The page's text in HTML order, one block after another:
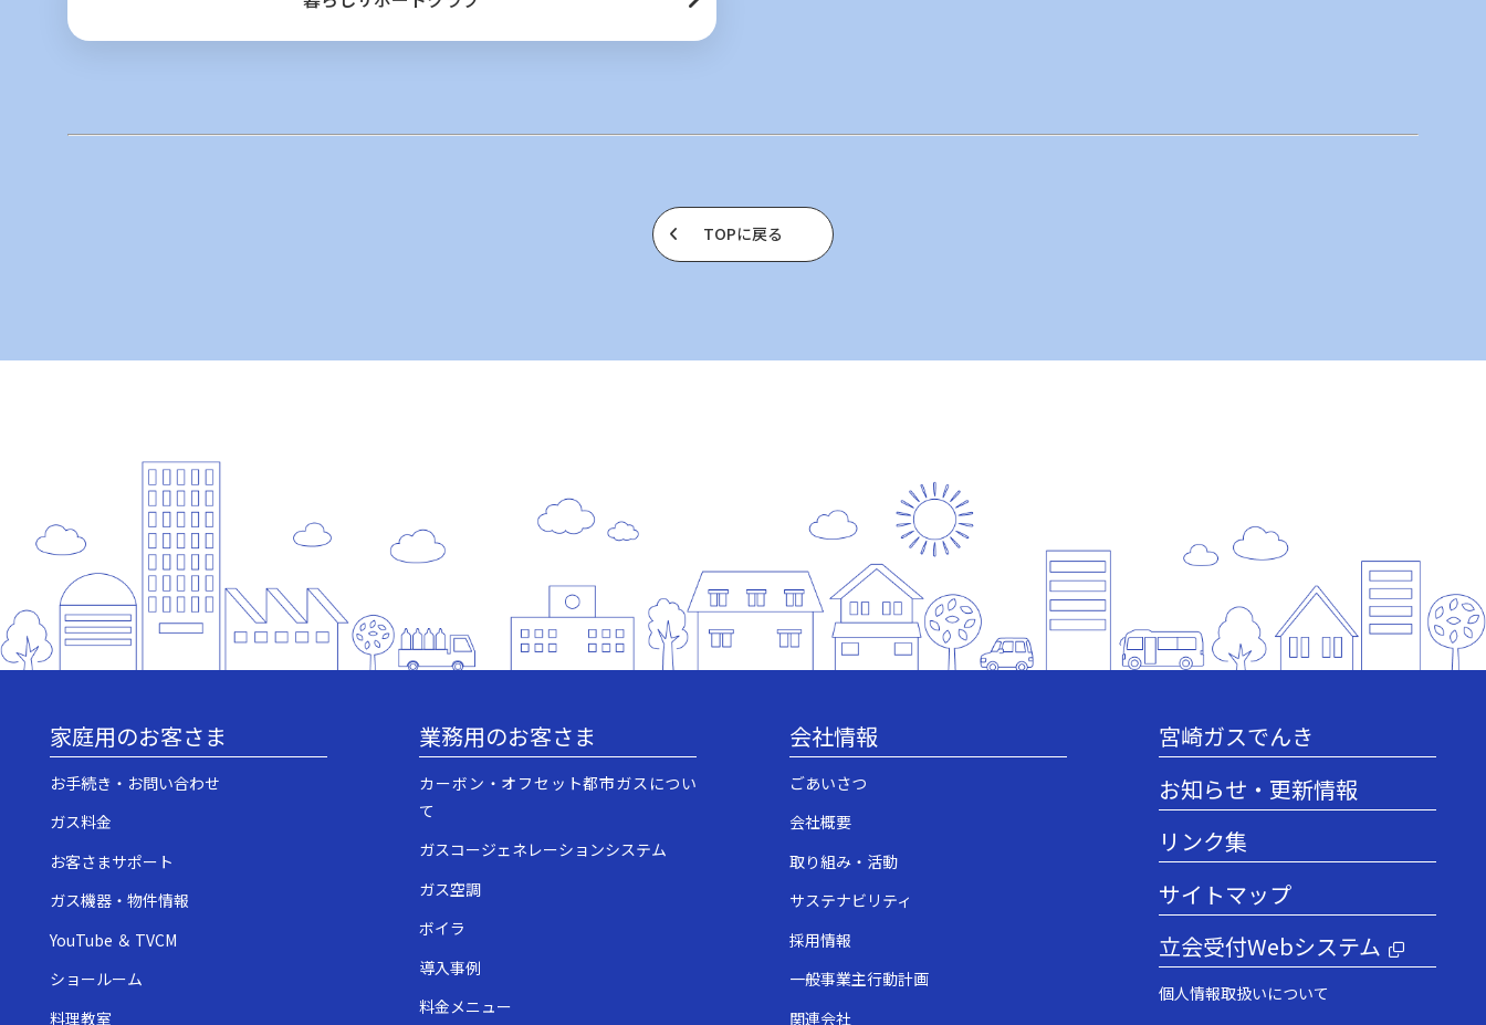
TOPに戻る
家庭用のお客さま
お手続き・お問い合わせ
ガス料金
お客さまサポート
ガス機器・物件情報
YouTube ＆ TVCM
ショールーム
料理教室
業務用のお客さま
カーボン・オフセット都市ガスについ
て
ガスコージェネレーションシステム
ガス空調
ボイラ
導入事例
料金メニュー
会社情報
ごあいさつ
会社概要
取り組み・活動
サステナビリティ
採用情報
一般事業主行動計画
関連会社
宮崎ガスでんき
お知らせ・更新情報
リンク集
サイトマップ
立会受付Webシステム
個人情報取扱いについて